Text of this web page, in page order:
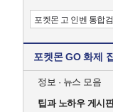
포켓몬 GO 화제
정보 · 뉴스 모음
팁과 노하우 게시판